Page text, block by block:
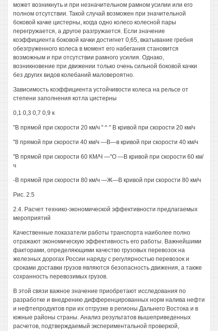
может возникнуть и при незначительном рамном усилии или его
полном отсутствии. Такой случай возможен при значительной
боковой качке цистерны, когда одно колесо колесной пары
перегружается, а другое разгружается. Если значение
коэффициента боковой качки достигнет 0,65, вкатывание гребня
обезгруженного колеса в момент его набегания становится
возможным и при отсутствии рамного усилия. Однако,
возникновение при движении только очень сильной боковой качки
без других видов колебаний маловероятно.
Зависимость коэффициента устойчивости колеса на рельсе от
степени заполнения котла цистерны
0,1 0,3 0,7 0,9 к
"В прямой при скорости 20 км/ч " ^ " В кривой при скорости 20 км/ч
"8 прямой при скорости 40 км/ч —В—в кривой при скорости 40 км/ч
"В прямой при скорости 60 КМ/Ч —"О —В кривой при скорости 60 км/
ч
-В прямой при скорости 80 км/ч —Ж—В кривой при скорости 80 км/ч
Рис. 2.5
2.4. Расчет технико-экономической эффективности предлагаемых
мероприятий
Качественные показатели работы транспорта наиболее полно
отражают экономическую эффективность его работы. Важнейшими
факторами, определяющими качество грузовых перевозок на
железных дорогах России наряду с регулярностью перевозок и
сроками доставки грузов являются безопасность движения, а также
сохранность перевозимых грузов.
В этой связи важное значение приобретают исследования по
разработке и внедрению дифференцированных норм налива нефти
и нефтепродуктов при их отгрузке в регионы Дальнего Востока и в
южные районы страны. Анализ результатов вышеприведенных
расчетов, подтверждаемый экспериментальной проверкой,